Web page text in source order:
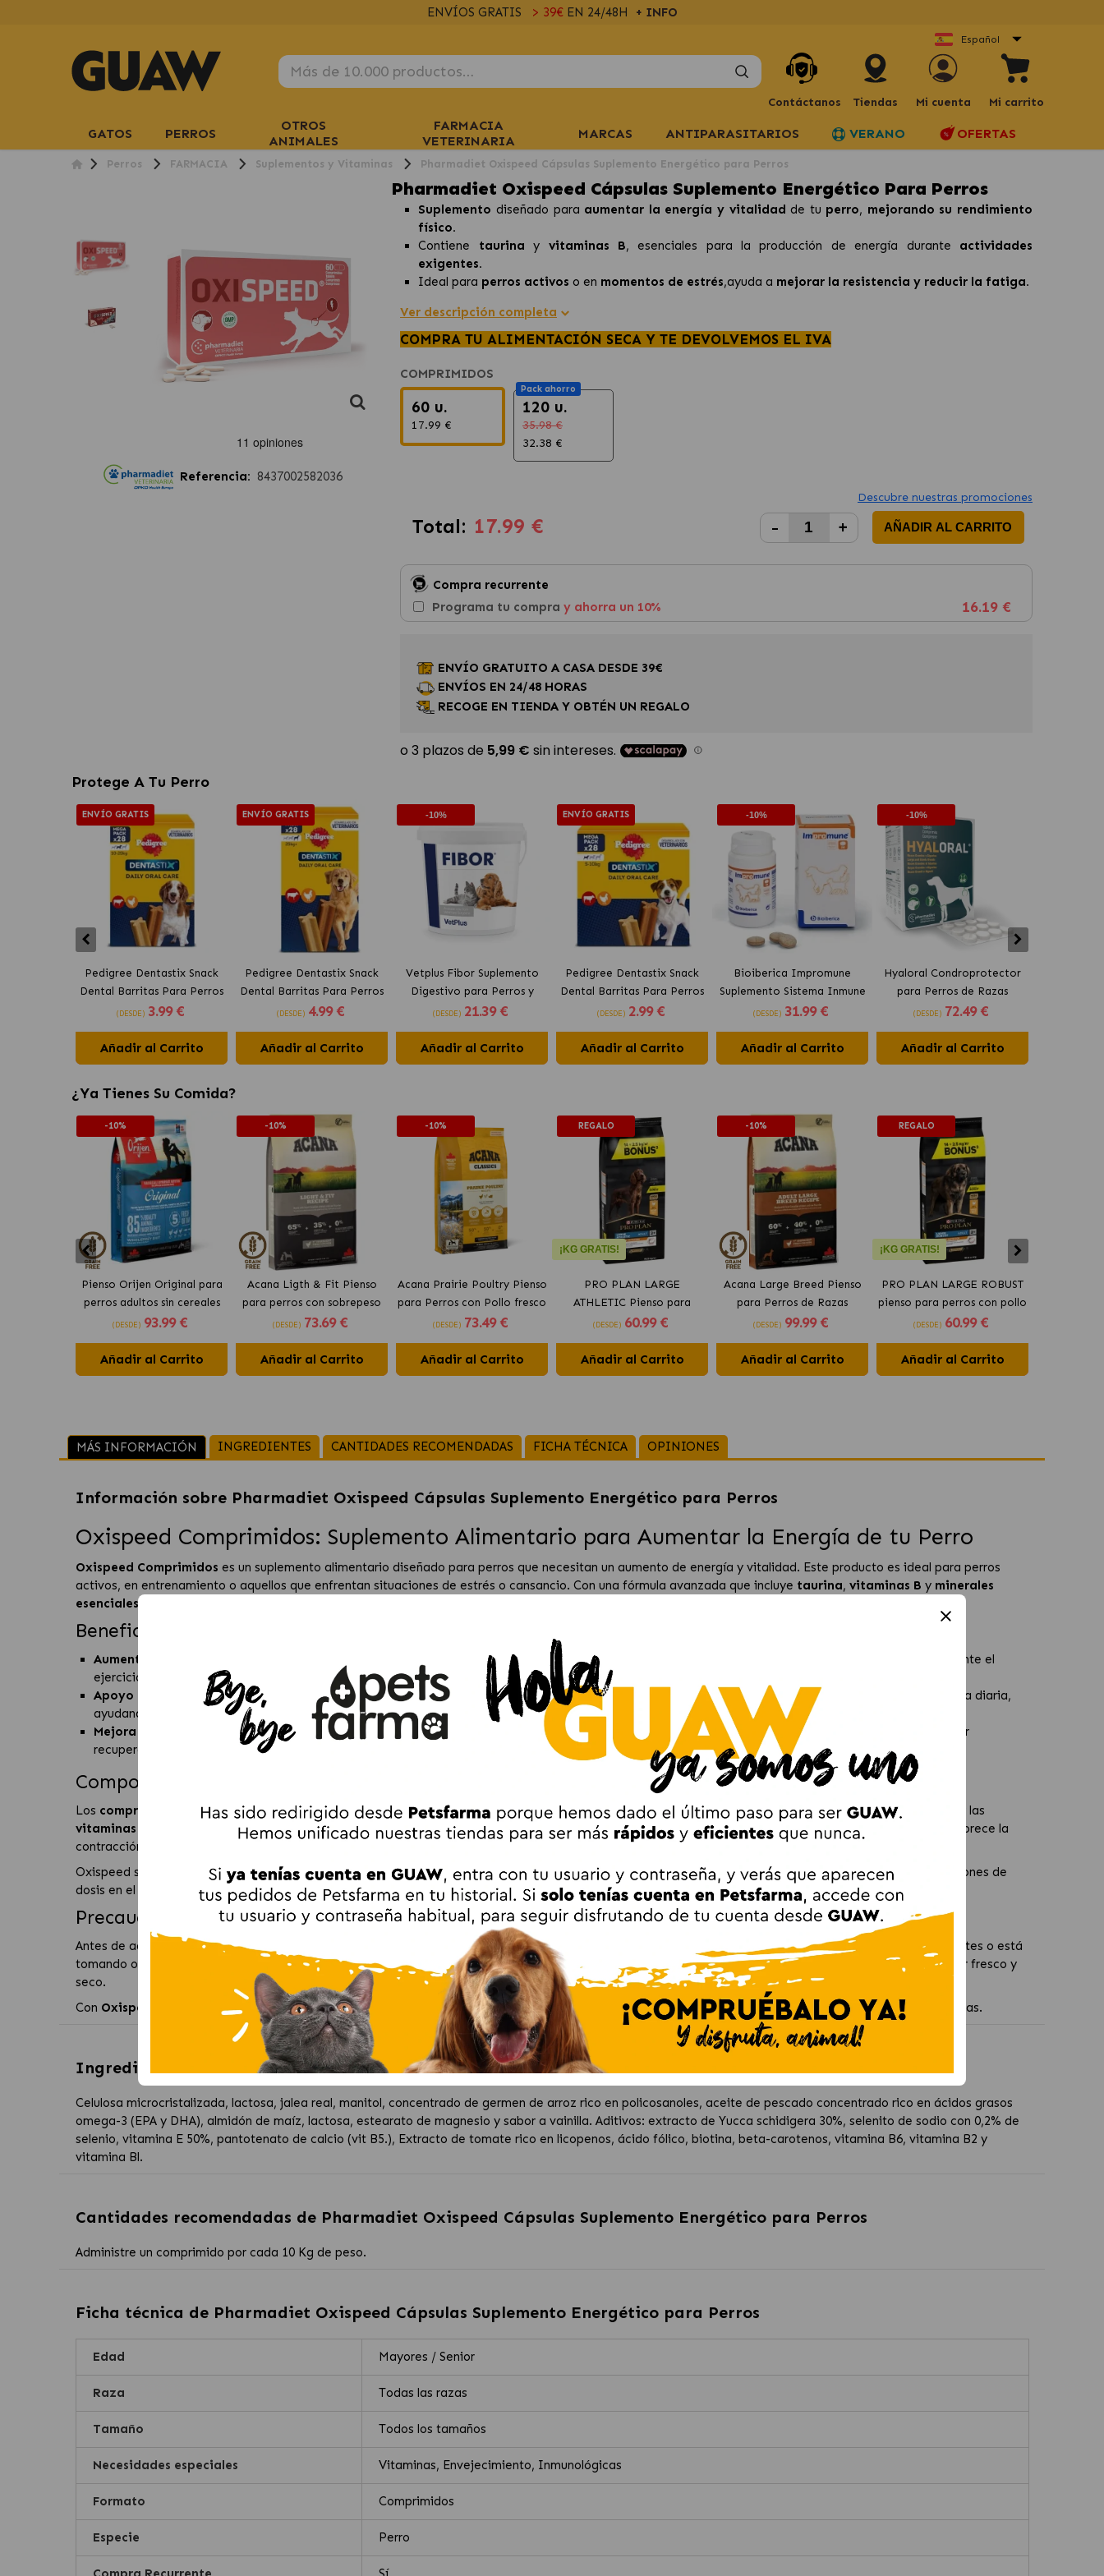
ENVÍOS GRATIS > 39€EN 24/48H + INFO
Español
Contáctanos Tiendas Mi cuenta Mi carrito
GATOS PERROS
OTROS
ANIMALES
FARMACIA
VETERINARIA
MARCAS ANTIPARASITARIOS VERANO OFERTAS
Perros FARMACIA Suplementos y Vitaminas Pharmadiet Oxispeed Cápsulas Suplemento Energético para Perros
Pharmadiet Oxispeed Cápsulas Suplemento Energético Para Perros
Referencia: 8437002582036
Suplemento diseñado para aumentar la energía y vitalidad de tu perro, mejorando su rendimiento
físico.
Contiene taurina y vitaminas B, esenciales para la producción de energía durante actividades
exigentes.
Ideal para perros activoso en momentos de estrés,ayuda a mejorar la resistencia y reducir la fatiga.
Ver descripción completa
COMPRA TU ALIMENTACIÓN SECA Y TE DEVOLVEMOS EL IVA
COMPRIMIDOS
60 u.
17.99 €
Pack ahorro
120 u.
35.98 €
32.38 €
Descubre nuestras promociones
Total: 17.99 € - + AÑADIR AL CARRITO
Compra recurrente
Programa tu compra y ahorra un 10% 16.19 €
ENVÍO GRATUITO A CASA DESDE 39€
ENVÍOS EN 24/48 HORAS
RECOGE EN TIENDA Y OBTÉN UN REGALO
Protege A Tu Perro
ENVÍO GRATIS
Pedigree Dentastix Snack
Dental Barritas Para Perros
Medianos 10-25 kg
(DESDE) 3.99 €
Añadir al Carrito
ENVÍO GRATIS
Pedigree Dentastix Snack
Dental Barritas Para Perros
Grandes +25 kg
(DESDE) 4.99 €
Añadir al Carrito
-10%
Vetplus Fibor Suplemento
Digestivo para Perros y
Gatos
(DESDE) 21.39 €
Añadir al Carrito
ENVÍO GRATIS
Pedigree Dentastix Snack
Dental Barritas Para Perros
Pequeños 5-10 kg
(DESDE) 2.99 €
Añadir al Carrito
-10%
Bioiberica Impromune
Suplemento Sistema Inmune
para Perros y Gatos
(DESDE) 31.99 €
Añadir al Carrito
-10%
Hyaloral Condroprotector
para Perros de Razas
Grandes Pharmadiet
(DESDE) 72.49 €
Añadir al Carrito
¿Ya Tienes Su Comida?
-10%
Pienso Orijen Original para
perros adultos sin cereales
de pollo
(DESDE) 93.99 €
Añadir al Carrito
-10%
Acana Ligth & Fit Pienso
para perros con sobrepeso
con pollo fresco
(DESDE) 73.69 €
Añadir al Carrito
-10%
Acana Prairie Poultry Pienso
para Perros con Pollo fresco
(DESDE) 73.49 €
Añadir al Carrito
REGALO
¡KG GRATIS!
PRO PLAN LARGE
ATHLETIC Pienso para
perros con pollo
(DESDE) 60.99 €
Añadir al Carrito
-10%
Acana Large Breed Pienso
para Perros de Razas
Grandes con Pollo
(DESDE) 99.99 €
Añadir al Carrito
REGALO
¡KG GRATIS!
PRO PLAN LARGE ROBUST
pienso para perros con pollo
(DESDE) 60.99 €
Añadir al Carrito
MÁS INFORMACIÓN INGREDIENTES CANTIDADES RECOMENDADAS FICHA TÉCNICA OPINIONES
Información sobre Pharmadiet Oxispeed Cápsulas Suplemento Energético para Perros
Oxispeed Comprimidos: Suplemento Alimentario para Aumentar la Energía de tu Perro
Oxispeed Comprimidos es un suplemento alimentario diseñado para perros que necesitan un aumento de energía y vitalidad. Este producto es ideal para perros
activos, en entrenamiento o aquellos que enfrentan situaciones de estrés o cansancio. Con una fórmula avanzada que incluye taurina, vitaminas B y minerales
esenciales,
Beneficios de Oxispeed Comprimidos para tu Perro
Aumento de energía y vitalidad
ayudan a mejorar el rendimiento físico, proporcionando energía de larga duración durante el
ejercicio o actividades exigentes.
Apoyo en situaciones de estrés
: Oxispeed es ideal para perros que enfrentan momentos de alta exigencia, como competiciones o cambios en su rutina diaria,
ayudando a reducir la fatiga y mejorar la resistencia.
Mejora del rendimiento físico: El suplemento actúa como un potenciador natural de la energía, promoviendo una mayor capacidad de ejercicio y mejor
recuperación tras actividades intensas.
Composición y Modo de Uso
Los comprimidos Oxispeedestán formulados con ingredientes de alta calidad, como lataurina, que es esencial para el metabolismo energético celular, y las
vitaminas B
, que apoyan la producción de energía y mejoran la función nerviosa. Este suplemento también contiene minerales como elmagnesio
, que favorece la
contracción muscular y la relajación, esencial para un buen rendimiento físico.
Oxispeed se administra de manera sencilla, y las dosis deben ajustarse según el tamaño y las necesidades energéticas del perro. Consulta las recomendaciones de
dosis en el envase o con tu veterinario para asegurar una administración correcta y segura.
Precauciones y Recomendaciones
Antes de administrar Oxispeed Comprimidos
, es aconsejable consultar con un veterinario, especialmente si tu perro tiene condiciones médicas preexistentes o está
tomando otros medicamentos. Asegúrate de seguir las dosis recomendadas y no exceder la cantidad indicada. El suplemento debe almacenarse en un lugar fresco y
seco.
Con Oxispeed Comprimidos , tu perro podrá disfrutar de mayor energía, resistencia y vitalidad, asegurando un rendimiento óptimo en sus actividades diarias.
Ingredientes de Pharmadiet Oxispeed Cápsulas Suplemento Energético para Perros
Celulosa microcristalizada, lactosa, jalea real, manitol, concentrado de germen de arroz rico en policosanoles, aceite de pescado concentrado rico en ácidos grasos
omega-3 (EPA y DHA), almidón de maíz, lactosa, estearato de magnesio y sabor a vainilla. Aditivos: extracto de Yucca schidigera 30%, selenito de sodio con 0,2% de
selenio, vitamina E 50%, pantotenato de calcio (vit B5.), Extracto de tomate rico en licopenos, ácido fólico, biotina, beta-carotenos, vitamina B6, vitamina B2 y
vitamina Bl.
Cantidades recomendadas de Pharmadiet Oxispeed Cápsulas Suplemento Energético para Perros
Administre un comprimido por cada 10 Kg de peso.
Ficha técnica de Pharmadiet Oxispeed Cápsulas Suplemento Energético para Perros
Edad Mayores / Senior
Raza Todas las razas
Tamaño Todos los tamaños
Necesidades especiales Vitaminas, Envejecimiento, Inmunológicas
Formato Comprimidos
Especie Perro